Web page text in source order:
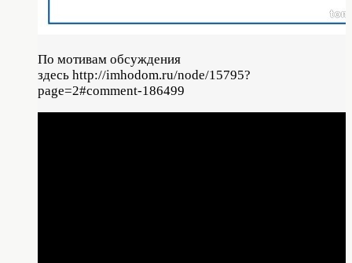
По мотивам обсуждения
здесь http://imhodom.ru/node/15795?
page=2#comment-186499